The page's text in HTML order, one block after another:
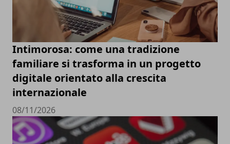
Intimorosa: come una tradizione
familiare si trasforma in un progetto
digitale orientato alla crescita
internazionale
08/11/2026